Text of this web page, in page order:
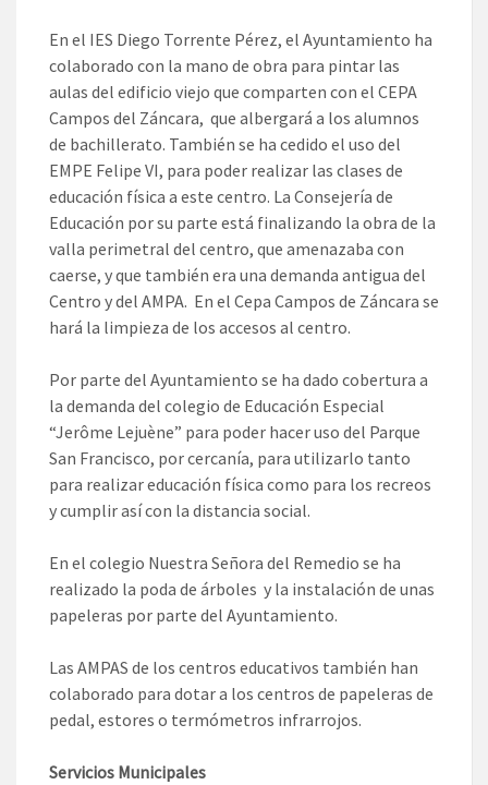
En el IES Diego Torrente Pérez, el Ayuntamiento ha
colaborado con la mano de obra para pintar las
aulas del edificio viejo que comparten con el CEPA
Campos del Záncara, que albergará a los alumnos
de bachillerato. También se ha cedido el uso del
EMPE Felipe VI, para poder realizar las clases de
educación física a este centro. La Consejería de
Educación por su parte está finalizando la obra de la
valla perimetral del centro, que amenazaba con
caerse, y que también era una demanda antigua del
Centro y del AMPA. En el Cepa Campos de Záncara se
hará la limpieza de los accesos al centro.
Por parte del Ayuntamiento se ha dado cobertura a
la demanda del colegio de Educación Especial
“Jerôme Lejuène” para poder hacer uso del Parque
San Francisco, por cercanía, para utilizarlo tanto
para realizar educación física como para los recreos
y cumplir así con la distancia social.
En el colegio Nuestra Señora del Remedio se ha
realizado la poda de árboles y la instalación de unas
papeleras por parte del Ayuntamiento.
Las AMPAS de los centros educativos también han
colaborado para dotar a los centros de papeleras de
pedal, estores o termómetros infrarrojos.
Servicios Municipales